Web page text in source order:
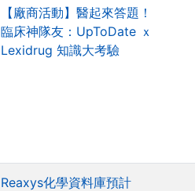
【廠商活動】醫起來答題！
臨床神隊友：UpToDate ｘ
Lexidrug 知識大考驗
Reaxys化學資料庫預計